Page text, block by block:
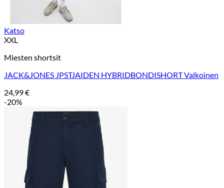
Katso
XXL
Miesten shortsit
JACK&JONES JPSTJAIDEN HYBRIDBONDISHORT Valkoinen
24,99€
-20%